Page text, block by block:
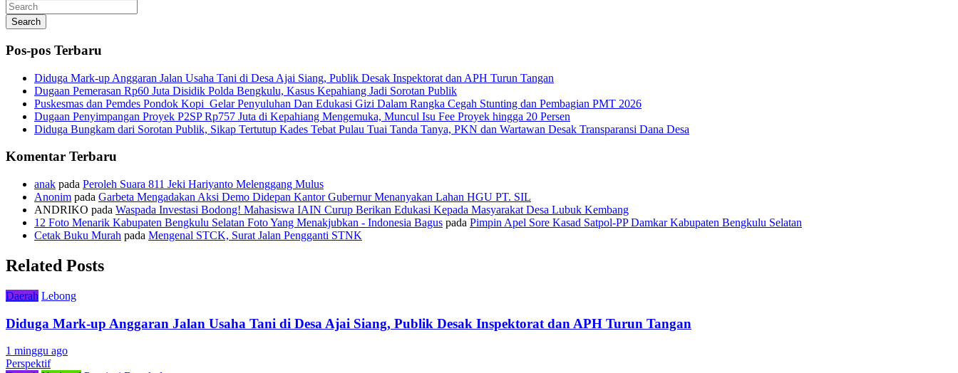
Search
Pos-pos Terbaru
Diduga Mark-up Anggaran Jalan Usaha Tani di Desa Ajai Siang, Publik Desak Inspektorat dan APH Turun Tangan
Dugaan Pemerasan Rp60 Juta Disidik Polda Bengkulu, Kasus Kepahiang Jadi Sorotan Publik
Puskesmas dan Pemdes Pondok Kopi Gelar Penyuluhan Dan Edukasi Gizi Dalam Rangka Cegah Stunting dan Pembagian PMT 2026
Dugaan Penyimpangan Proyek P2SP Rp757 Juta di Kepahiang Mengemuka, Muncul Isu Fee Proyek hingga 20 Persen
Diduga Bungkam dari Sorotan Publik, Sikap Tertutup Kades Tebat Pulau Tuai Tanda Tanya, PKN dan Wartawan Desak Transparansi Dana Desa
Komentar Terbaru
anak pada Peroleh Suara 811 Jeki Hariyanto Melenggang Mulus
Anonim pada Garbeta Mengadakan Aksi Demo Didepan Kantor Gubernur Menanyakan Lahan HGU PT. SIL
ANDRIKO pada Waspada Investasi Bodong! Mahasiswa IAIN Curup Berikan Edukasi Kepada Masyarakat Desa Lubuk Kembang
12 Foto Menarik Kabupaten Bengkulu Selatan Foto Yang Menakjubkan - Indonesia Bagus pada Pimpin Apel Sore Kasad Satpol-PP Damkar Kabupaten Bengkulu Selatan
Cetak Buku Murah pada Mengenal STCK, Surat Jalan Pengganti STNK
Related Posts
Daerah Lebong
Diduga Mark-up Anggaran Jalan Usaha Tani di Desa Ajai Siang, Publik Desak Inspektorat dan APH Turun Tangan
1 minggu ago
Perspektif